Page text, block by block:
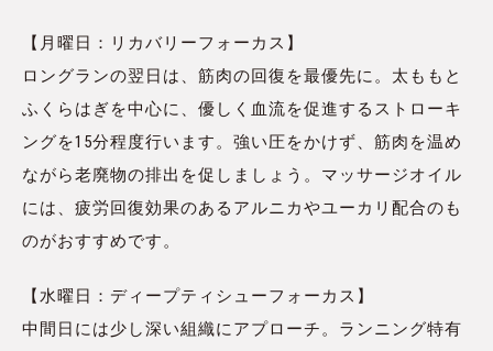
【月曜日：リカバリーフォーカス】
ロングランの翌日は、筋肉の回復を最優先に。太ももと
ふくらはぎを中心に、優しく血流を促進するストローキ
ングを15分程度行います。強い圧をかけず、筋肉を温め
ながら老廃物の排出を促しましょう。マッサージオイル
には、疲労回復効果のあるアルニカやユーカリ配合のも
のがおすすめです。
【水曜日：ディープティシューフォーカス】
中間日には少し深い組織にアプローチ。ランニング特有